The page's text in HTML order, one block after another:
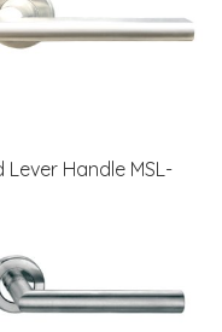
Lever Handle MSL-